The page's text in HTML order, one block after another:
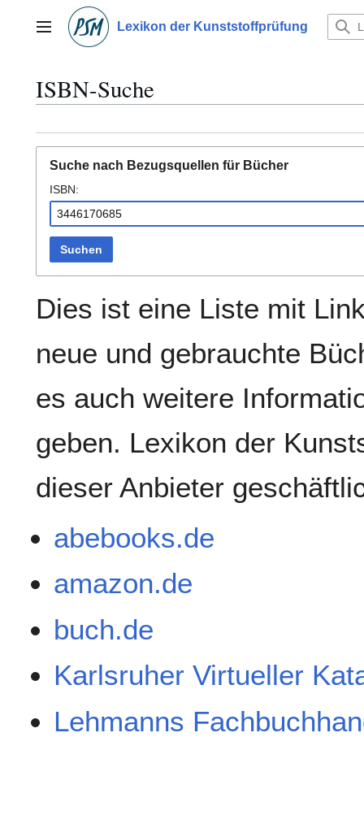
springenHauptmenü Lexikon der Kunststoffprüfung
ISBN-Suche
Suche nach Bezugsquellen für Bücher
ISBN:
Suchen
Dies ist eine Liste mit
neue und gebrauchte
es auch weitere
geben. Lexikon der
dieser Anbieter
abebooks.de
amazon.de
buch.de
Karlsruher Virtueller
Lehmanns